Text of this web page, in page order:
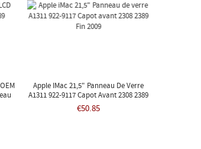
Apple IMac 21,5" Panneau De Verre
A1311 922-9117 Capot Avant 2308 2389
Fin 2009
€50.85